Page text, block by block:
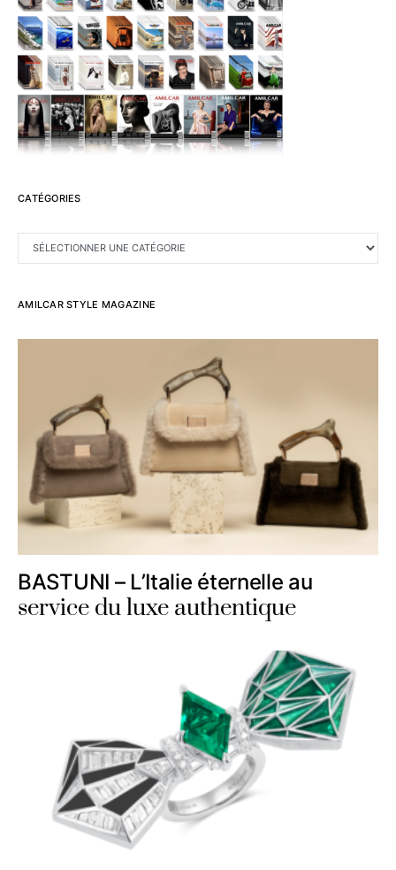
CATÉGORIES
CATÉGORIES
AMILCAR STYLE MAGAZINE
BASTUNI – L’Italie éternelle au
service du luxe authentique